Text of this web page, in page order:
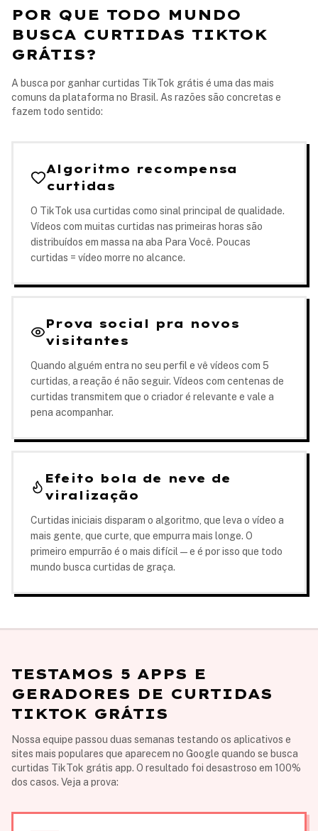
POR QUE TODO MUNDO
BUSCA CURTIDAS TIKTOK
GRÁTIS?
A busca por ganhar curtidas TikTok grátis é uma das mais
comuns da plataforma no Brasil. As razões são concretas e
fazem todo sentido:
Algoritmo recompensa
curtidas
O TikTok usa curtidas como sinal principal de qualidade.
Vídeos com muitas curtidas nas primeiras horas são
distribuídos em massa na aba Para Você. Poucas
curtidas = vídeo morre no alcance.
Prova social pra novos
visitantes
Quando alguém entra no seu perfil e vê vídeos com 5
curtidas, a reação é não seguir. Vídeos com centenas de
curtidas transmitem que o criador é relevante e vale a
pena acompanhar.
Efeito bola de neve de
viralização
Curtidas iniciais disparam o algoritmo, que leva o vídeo a
mais gente, que curte, que empurra mais longe. O
primeiro empurrão é o mais difícil — e é por isso que todo
mundo busca curtidas de graça.
TESTAMOS 5 APPS E
GERADORES DE CURTIDAS
TIKTOK GRÁTIS
Nossa equipe passou duas semanas testando os aplicativos e
sites mais populares que aparecem no Google quando se busca
curtidas TikTok grátis app. O resultado foi desastroso em 100%
dos casos. Veja a prova: